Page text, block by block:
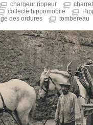
chargeur rippeur
collecte hippomobile
des ordures tombereau